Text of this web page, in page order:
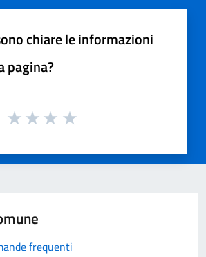
chiare le informazioni
pagina?
frequenti